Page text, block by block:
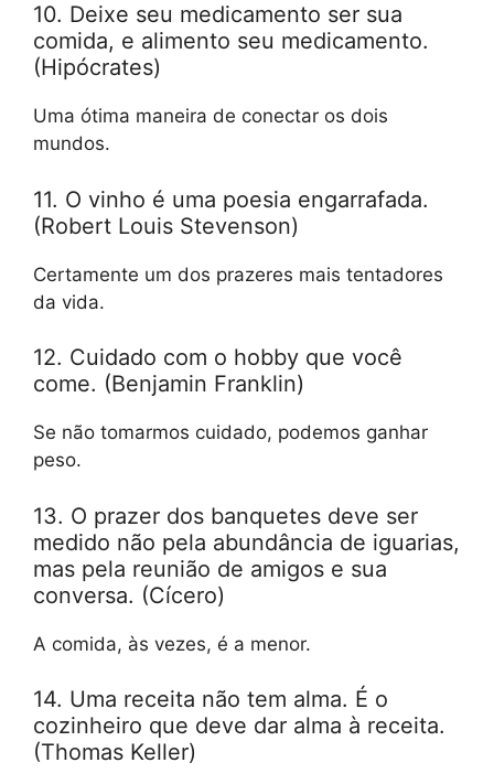
10. Deixe seu medicamento ser sua
comida, e alimento seu medicamento.
(Hipócrates)
Uma ótima maneira de conectar os dois
mundos.
11. O vinho é uma poesia engarrafada.
(Robert Louis Stevenson)
Certamente um dos prazeres mais tentadores
da vida.
12. Cuidado com o hobby que você
come. (Benjamin Franklin)
Se não tomarmos cuidado, podemos ganhar
peso.
13. O prazer dos banquetes deve ser
medido não pela abundância de iguarias,
mas pela reunião de amigos e sua
conversa. (Cícero)
A comida, às vezes, é a menor.
14. Uma receita não tem alma. É o
cozinheiro que deve dar alma à receita.
(Thomas Keller)